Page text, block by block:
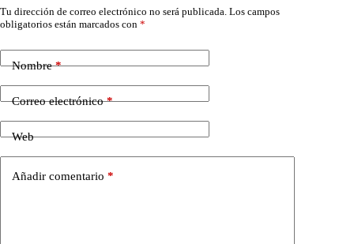
Tu dirección de correo electrónico no será publicada. Los campos
obligatorios están marcados con *
Nombre*
Correo electrónico*
Web
Añadir comentario *